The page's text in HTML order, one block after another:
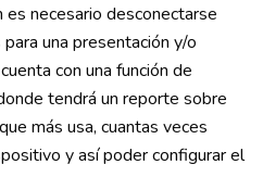
es necesario desconectarse
una presentación y/o
con una función de
tendrá un reporte sobre
más usa, cuantas veces
y así poder configurar el